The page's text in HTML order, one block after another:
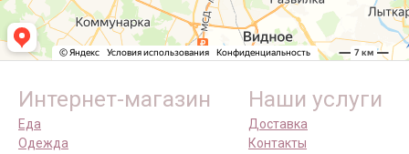
Интернет-магазин
Еда
Одежда
Наши услуги
Доставка
Контакты